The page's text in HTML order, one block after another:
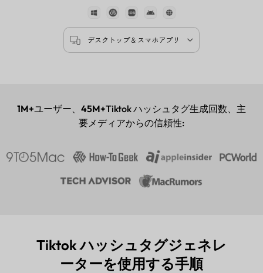
5000+レビュー
4.8
1M+ユーザー、 45M+Tiktok ハッシュタグ生成回数、主
要メディアからの信頼性:
Tiktok ハッシュタグジェネレ
ーターを使用する手順